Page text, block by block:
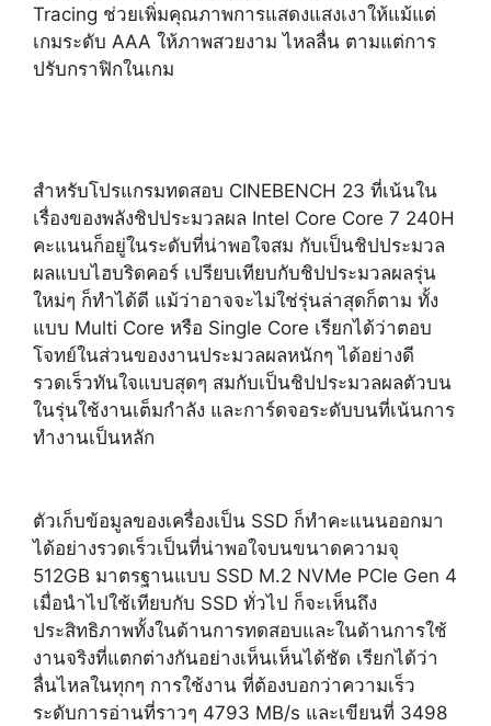
Tracing ช่วยเพิ่มคุณภาพการแสดงแสงเงาให้แม้แต่
เกมระดับ AAA ให้ภาพสวยงาม ไหลลื่น ตามแต่การ
ปรับกราฟิกในเกม
สำหรับโปรแกรมทดสอบ CINEBENCH 23 ที่เน้นใน
เรื่องของพลังชิปประมวลผล Intel Core Core 7 240H
คะแนนก็อยู่ในระดับที่น่าพอใจสม กับเป็นชิปประมวล
ผลแบบไฮบริดคอร์ เปรียบเทียบกับชิปประมวลผลรุ่น
ใหม่ๆ ก็ทำได้ดี แม้ว่าอาจจะไม่ใช่รุ่นล่าสุดก็ตาม ทั้ง
แบบ Multi Core หรือ Single Core เรียกได้ว่าตอบ
โจทย์ในส่วนของงานประมวลผลหนักๆ ได้อย่างดี
รวดเร็วทันใจแบบสุดๆ สมกับเป็นชิปประมวลผลตัวบน
ในรุ่นใช้งานเต็มกำลัง และการ์ดจอระดับบนที่เน้นการ
ทำงานเป็นหลัก
ตัวเก็บข้อมูลของเครื่องเป็น SSD ก็ทำคะแนนออกมา
ได้อย่างรวดเร็วเป็นที่น่าพอใจบนขนาดความจุ
512GB มาตรฐานแบบ SSD M.2 NVMe PCIe Gen 4
เมื่อนำไปใช้เทียบกับ SSD ทั่วไป ก็จะเห็นถึง
ประสิทธิภาพทั้งในด้านการทดสอบและในด้านการใช้
งานจริงที่แตกต่างกันอย่างเห็นเห็นได้ชัด เรียกได้ว่า
ลื่นไหลในทุกๆ การใช้งาน ที่ต้องบอกว่าความเร็ว
ระดับการอ่านที่ราวๆ 4793 MB/s และเขียนที่ 3498